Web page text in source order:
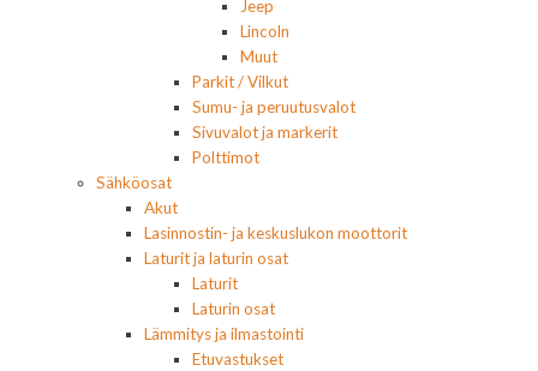
Jeep
Lincoln
Muut
Parkit / Vilkut
Sumu- ja peruutusvalot
Sivuvalot ja markerit
Polttimot
Sähköosat
Akut
Lasinnostin- ja keskuslukon moottorit
Laturit ja laturin osat
Laturit
Laturin osat
Lämmitys ja ilmastointi
Etuvastukset